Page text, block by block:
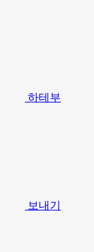
하테부
보내기